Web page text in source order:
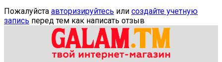
Пожалуйста авторизируйтесь или создайте учетную
запись перед тем как написать отзыв